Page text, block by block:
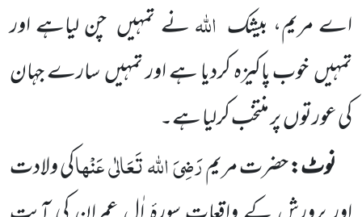
اے مریم، بیشک اللہنے تمہیں چن لیاہے اور
تمہیںخوب پاکیزہ کردیا ہے اور تمہیںسارے جہان
کی عورتوںپر منتخب کرلیا ہے۔
نوٹ:حضرت مریمرَضِیَاللہتَعَالٰیعَنْہاکی ولادت